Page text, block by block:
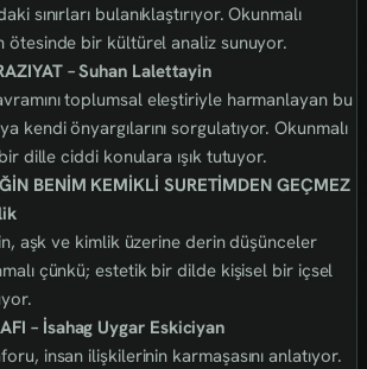
sınırları bulanıklaştırıyor. Okunmalı
ötesinde bir kültürel analiz sunuyor.
– Suhan Lalettayin
toplumsal eleştiriyle harmanlayan bu
kendi önyargılarını sorgulatıyor. Okunmalı
dille ciddi konulara ışık tutuyor.
BENİM KEMİKLİ SURETİMDEN GEÇMEZ
aşk ve kimlik üzerine derin düşünceler
çünkü; estetik bir dilde kişisel bir içsel
– İsahag Uygar Eskiciyan
insan ilişkilerinin karmaşasını anlatıyor.